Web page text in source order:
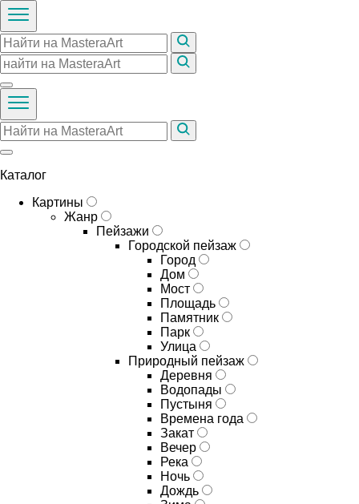
Каталог
Картины
Жанр
Пейзажи
Городской пейзаж
Город
Дом
Мост
Площадь
Памятник
Парк
Улица
Природный пейзаж
Деревня
Водопады
Пустыня
Времена года
Закат
Вечер
Река
Ночь
Дождь